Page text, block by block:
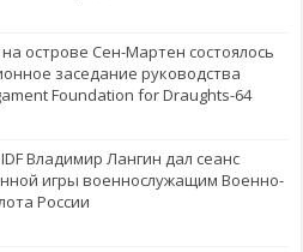
острове Сен-Мартен состоялось
заседание руководства
Foundation for Draughts-64
Владимир Лангин дал сеанс
игры военнослужащим Военно-
России